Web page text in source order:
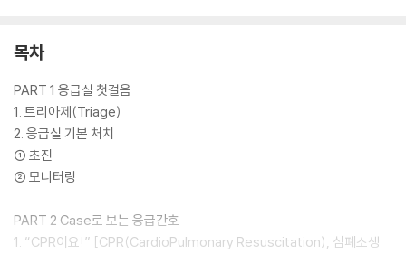
목차
PART 1 응급실 첫걸음
1. 트리아제(Triage)
2. 응급실 기본 처치
① 초진
② 모니터링
PART 2 Case로 보는 응급간호
1. “CPR이요!” [CPR(CardioPulmonary Resuscitation), 심폐소생